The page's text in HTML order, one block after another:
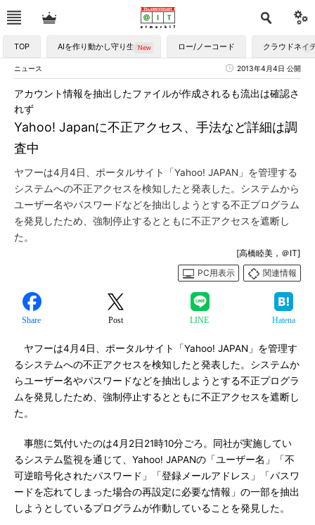
TOP AIを作り動かし守り生かす ロー/ノーコード クラウドネイ
ニュース 2013年4月4日 公開
Yahoo! Japanに不正アクセス、手法など詳細は調
査中
アカウント情報を抽出したファイルが作成されるも流出は確認さ
れず
ヤフーは4月4日、ポータルサイト「Yahoo! JAPAN」を管理する
システムへの不正アクセスを検知したと発表した。システムから
ユーザー名やパスワードなどを抽出しようとする不正プログラム
を発見したため、強制停止するとともに不正アクセスを遮断し
た。
[高橋睦美，＠IT]
PC用表示
関連情報
Share Post LINE Hatena
ヤフーは4月4日、ポータルサイト「Yahoo! JAPAN」を管理す
るシステムへの不正アクセスを検知したと発表した。システムか
らユーザー名やパスワードなどを抽出しようとする不正プログラ
ムを発見したため、強制停止するとともに不正アクセスを遮断し
た。
事態に気付いたのは4月2日21時10分ごろ。同社が実施してい
るシステム監視を通じて、Yahoo! JAPANの「ユーザー名」「不
可逆暗号化されたパスワード」「登録メールアドレス」「パスワ
ードを忘れてしまった場合の再設定に必要な情報」の一部を抽出
しようとしているプログラムが作動していることを発見した。